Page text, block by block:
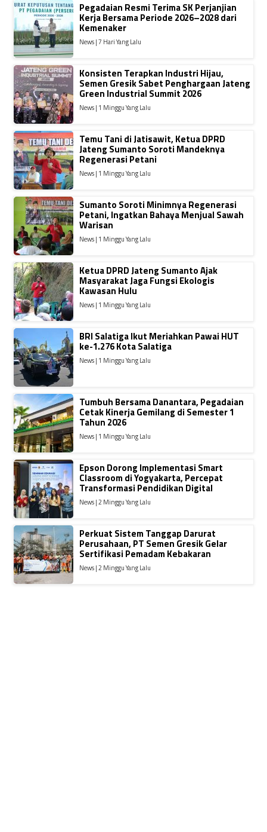
Pegadaian Resmi Terima SK Perjanjian
Kerja Bersama Periode 2026–2028 dari
Kemenaker
News | 7 Hari Yang Lalu
Konsisten Terapkan Industri Hijau,
Semen Gresik Sabet Penghargaan Jateng
Green Industrial Summit 2026
News | 1 Minggu Yang Lalu
Temu Tani di Jatisawit, Ketua DPRD
Jateng Sumanto Soroti Mandeknya
Regenerasi Petani
News | 1 Minggu Yang Lalu
Sumanto Soroti Minimnya Regenerasi
Petani, Ingatkan Bahaya Menjual Sawah
Warisan
News | 1 Minggu Yang Lalu
Ketua DPRD Jateng Sumanto Ajak
Masyarakat Jaga Fungsi Ekologis
Kawasan Hulu
News | 1 Minggu Yang Lalu
BRI Salatiga Ikut Meriahkan Pawai HUT
ke-1.276 Kota Salatiga
News | 1 Minggu Yang Lalu
Tumbuh Bersama Danantara, Pegadaian
Cetak Kinerja Gemilang di Semester 1
Tahun 2026
News | 1 Minggu Yang Lalu
Epson Dorong Implementasi Smart
Classroom di Yogyakarta, Percepat
Transformasi Pendidikan Digital
News | 2 Minggu Yang Lalu
Perkuat Sistem Tanggap Darurat
Perusahaan, PT Semen Gresik Gelar
Sertifikasi Pemadam Kebakaran
News | 2 Minggu Yang Lalu